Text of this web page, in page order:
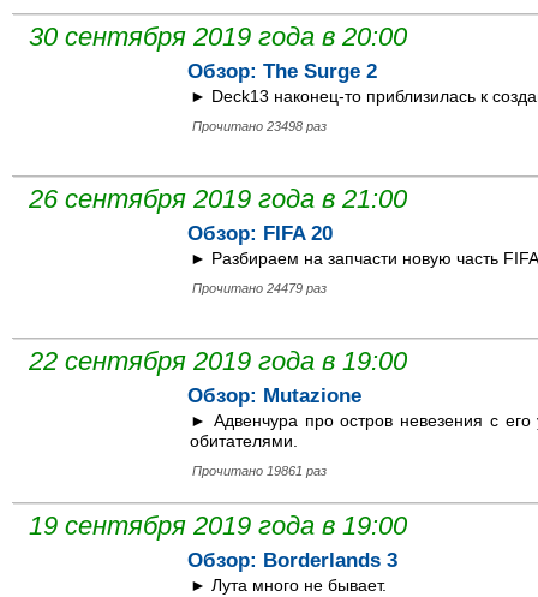
30 сентября 2019 года в 20:00
Обзор: The Surge 2
► Deck13 наконец-то приблизилась к
Прочитано 23498 раз
26 сентября 2019 года в 21:00
Обзор: FIFA 20
► Разбираем на запчасти новую часть
Прочитано 24479 раз
22 сентября 2019 года в 19:00
Обзор: Mutazione
► Адвенчура про остров невезения с
обитателями.
Прочитано 19861 раз
19 сентября 2019 года в 19:00
Обзор: Borderlands 3
► Лута много не бывает.